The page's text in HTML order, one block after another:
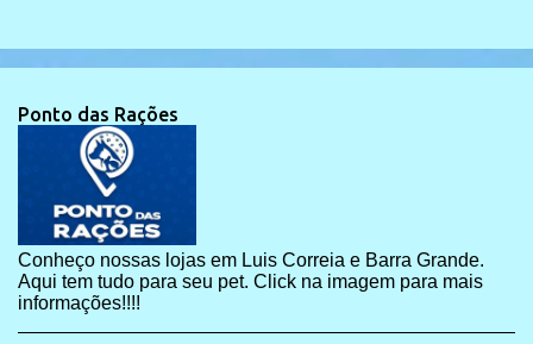
Ponto das Rações
Conheço nossas lojas em Luis Correia e Barra Grande.
Aqui tem tudo para seu pet. Click na imagem para mais
informações!!!!